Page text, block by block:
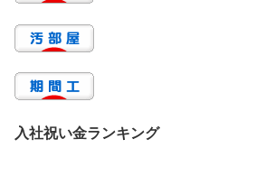
入社祝い金ランキング